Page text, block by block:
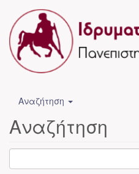
Αναζήτηση
Αναζήτηση